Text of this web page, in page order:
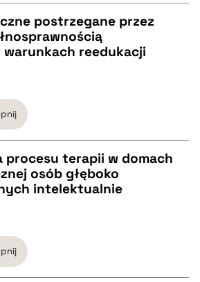
postrzegane przez
reedukacji
procesu terapii w domach
osób głęboko
intelektualnie